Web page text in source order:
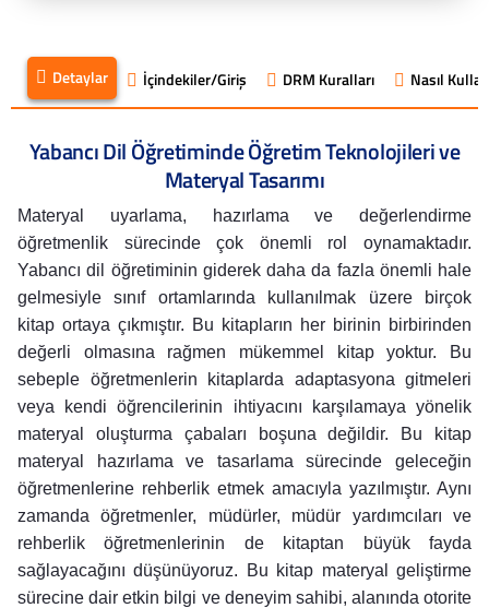
Detaylar İçindekiler/Giriş DRM Kuralları Nasıl
Yabancı Dil Öğretiminde Öğretim Teknolojileri ve
Materyal Tasarımı
Materyal uyarlama, hazırlama ve değerlendirme
öğretmenlik sürecinde çok önemli rol oynamaktadır.
Yabancı dil öğretiminin giderek daha da fazla önemli hale
gelmesiyle sınıf ortamlarında kullanılmak üzere birçok
kitap ortaya çıkmıştır. Bu kitapların her birinin birbirinden
değerli olmasına rağmen mükemmel kitap yoktur. Bu
sebeple öğretmenlerin kitaplarda adaptasyona gitmeleri
veya kendi öğrencilerinin ihtiyacını karşılamaya yönelik
materyal oluşturma çabaları boşuna değildir. Bu kitap
materyal hazırlama ve tasarlama sürecinde geleceğin
öğretmenlerine rehberlik etmek amacıyla yazılmıştır. Aynı
zamanda öğretmenler, müdürler, müdür yardımcıları ve
rehberlik öğretmenlerinin de kitaptan büyük fayda
sağlayacağını düşünüyoruz. Bu kitap materyal geliştirme
sürecine dair etkin bilgi ve deneyim sahibi, alanında otorite